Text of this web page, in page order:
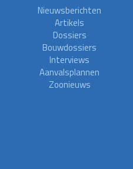
Nieuwsberichten
Artikels
Dossiers
Bouwdossiers
Interviews
Aanvalsplannen
Zoonieuws